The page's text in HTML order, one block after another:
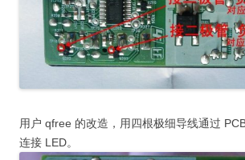
用户 qfree 的改造，用四根极细导线通过
连接 LED。